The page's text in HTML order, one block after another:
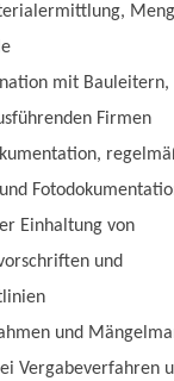
mit Bauleitern,
Firmen
Einhaltung von
und
und
Vergabeverfahren